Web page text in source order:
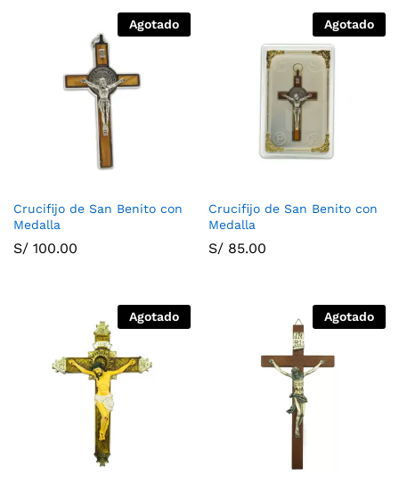
Agotado
Crucifijo de San Benito con
Medalla
S/ 100.00
Agotado
Crucifijo de San Benito con
Medalla
S/ 85.00
Agotado Agotado